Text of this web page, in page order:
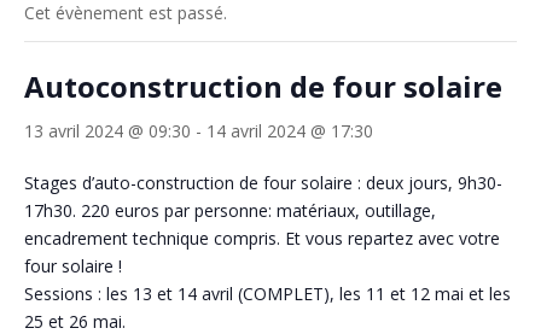
Cet évènement est passé.
Autoconstruction de four solaire
13 avril 2024 @ 09:30 - 14 avril 2024 @ 17:30
Stages d’auto-construction de four solaire : deux jours, 9h30-
17h30. 220 euros par personne: matériaux, outillage,
encadrement technique compris. Et vous repartez avec votre
four solaire !
Sessions : les 13 et 14 avril (COMPLET), les 11 et 12 mai et les
25 et 26 mai.